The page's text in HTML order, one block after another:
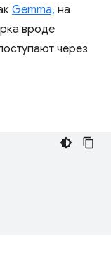
Gemma, на
вроде
через